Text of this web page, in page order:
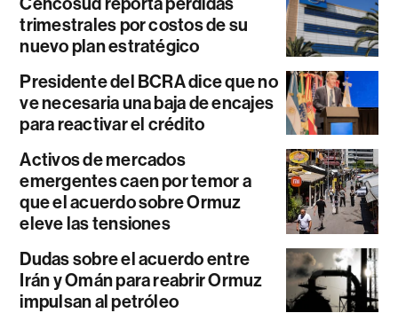
trimestrales por costos de su
nuevo plan estratégico
Presidente del BCRA dice que no
ve necesaria una baja de encajes
para reactivar el crédito
Activos de mercados
emergentes caen por temor a
que el acuerdo sobre Ormuz
eleve las tensiones
Dudas sobre el acuerdo entre
Irán y Omán para reabrir Ormuz
impulsan al petróleo